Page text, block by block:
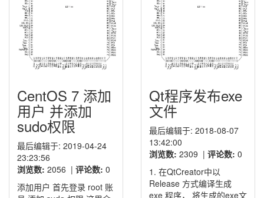
CentOS 7 添加
用户 并添加
sudo权限
最后编辑于: 2019-04-24
23:23:56
浏览数: 2056 | 评论数: 0
添加用户 首先登录 root 账
Qt程序发布exe
文件
最后编辑于: 2018-08-07
13:42:00
浏览数: 2309 | 评论数: 0
1. 在QtCreator中以
Release 方式编译生成
exe 程序， 将生成的exe文